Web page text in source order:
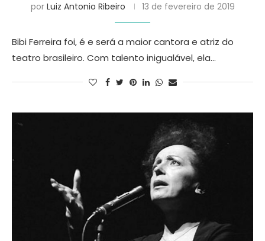
por Luiz Antonio Ribeiro 13 de fevereiro de 2019
Bibi Ferreira foi, é e será a maior cantora e atriz do
teatro brasileiro. Com talento inigualável, ela…